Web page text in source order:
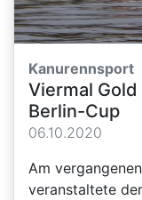
Kanurennsport
Viermal
Berlin-Cup
06.10.2020
Am
veranstaltete